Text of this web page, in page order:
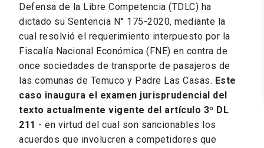
Defensa de la Libre Competencia (TDLC) ha
dictado su Sentencia N° 175-2020, mediante la
cual resolvió el requerimiento interpuesto por la
Fiscalía Nacional Económica (FNE) en contra de
once sociedades de transporte de pasajeros de
las comunas de Temuco y Padre Las Casas. Este
caso inaugura el examen jurisprudencial del
texto actualmente vigente del artículo 3º DL
211 - en virtud del cual son sancionables los
acuerdos que involucren a competidores que